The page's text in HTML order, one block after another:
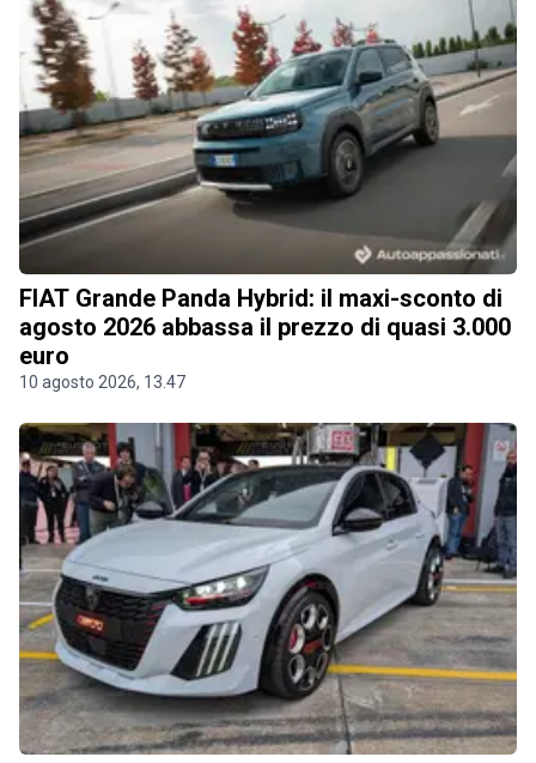
FIAT Grande Panda Hybrid: il maxi-sconto di
agosto 2026 abbassa il prezzo di quasi 3.000
euro
10 agosto 2026, 13.47